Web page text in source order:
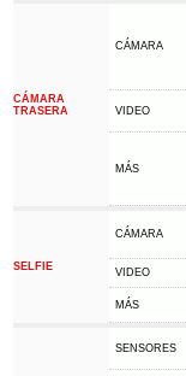
CÁMARA
TRASERA
CÁMARA
VIDEO
MÁS
SELFIE
CÁMARA
VIDEO
MÁS
SENSORES